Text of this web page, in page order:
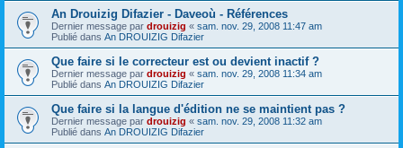
An Drouizig Difazier - Daveoù - Références
Dernier message par drouizig « sam. nov. 29, 2008 11:47 am
Publié dans An DROUIZIG Difazier
Que faire si le correcteur est ou devient inactif ?
Dernier message par drouizig « sam. nov. 29, 2008 11:34 am
Publié dans An DROUIZIG Difazier
Que faire si la langue d'édition ne se maintient pas ?
Dernier message par drouizig « sam. nov. 29, 2008 11:32 am
Publié dans An DROUIZIG Difazier